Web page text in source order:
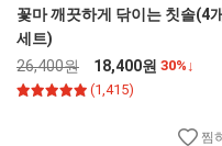
꽃마 깨끗하게 닦이는 칫솔(4
세트)
26,400원
18,400원 30%↓
(1,415)
찜